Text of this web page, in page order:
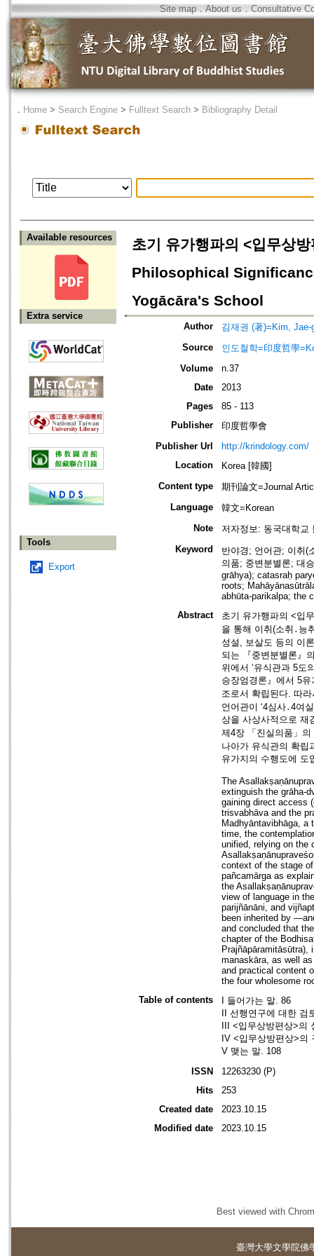
Site map．About us ． Consultative
． Home > Search Engine > Fulltext Search > Bibliography Detail
Available resources
Extra service
Tools
Export
초기 유가행파의 <입무상
Philosophical
Yogācāra's School
Author
김재권 (著)=Kim, Jae-
Source
인도철학=印度哲學
Volume
n.37
Date
2013
Pages
85 - 113
Publisher
印度哲學會
Publisher Url
http://krindology.com/
Location
Korea [韓國]
Content type
期刊論文=Journal
Language
韓文=Korean
Note
저자정보: 동국대학교
Keyword
반야경; 언어관; 이취(
의품; 중변분별론; 대
grāhya); catasraḥ
roots;
abhūta-parikalpa; the
Abstract
초기 유가행파의 <입
을 통해 이취(소취․능
성설, 보살도 등의 이
되는 『중변분별론』
위에서 ‘유식관과 5도
승장엄경론』에서 5
조로서 확립된다. 따
언어관이 ‘4심사․4여
상을 사상사적으로 재
제4장 「진실의품」의
나아가 유식관의 확립
유가지의 수행도에 도
The
extinguish the grāha-
gaining direct access
trisvabhāva and the
Madhyāntavibhāga,
time, the
unified, relying on the
context of the stage
pañcamārga as
the
view of language in
parijñānāni, and
been inherited by
and concluded that
chapter of the
Prajñāpāramitāsūtra),
manaskāra, as well
and practical content
the four wholesome
Table of contents
I 들어가는 말. 86
II 선행연구에 대한 검
III <입무상방편상>의
IV <입무상방편상>의
V 맺는 말. 108
ISSN
12263230 (P)
Hits
253
Created date
2023.10.15
Modified date
2023.10.15
Best viewed with
臺灣大學文學院佛